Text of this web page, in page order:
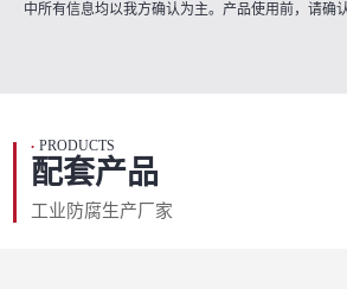
中所有信息均以我方确认为主。产品使用前，请确
• PRODUCTS
配套产品
工业防腐生产厂家